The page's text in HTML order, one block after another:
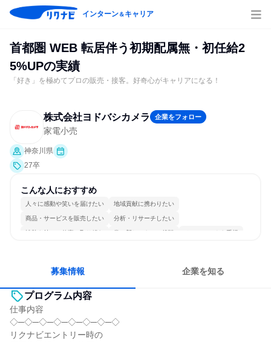
インターン＆キャリア
首都圏 WEB 転居伴う初期配属無・初任給2
5%UPの実績
「好き」を極めてプロの販売・接客。好奇心がキャリアになる！
株式会社ヨドバシカメラ 企業をフォロー
家電小売
神奈川県
27卒
こんな人におすすめ
人々に感動や笑いを届けたい 地域貢献に携わりたい
商品・サービスを販売したい 分析・リサーチしたい
情熱を持って仕事に取り組む 常に新しいものに挑戦 チームワークを重視
募集情報 企業を知る
プログラム内容
仕事内容
◇─◇─◇─◇─◇─◇─◇─◇
リクナビエントリー時の